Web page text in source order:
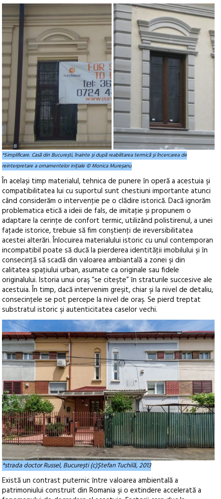
*Simplificare. Casă din București, înainte și după reabilitarea termică și încercarea de
reinterpretare a ornamentelor inițiale © Monica Mureșanu
În acelaşi timp materialul, tehnica de punere ȋn operă a acestuia şi
compatibilitatea lui cu suportul sunt chestiuni importante atunci
când considerăm o intervenţie pe o clădire istorică. Dacă ignorăm
problematica etică a ideii de fals, de imitaţie şi propunem o
adaptare la cerinţe de confort termic, utilizând polistirenul, a unei
faţade istorice, trebuie să fim conştienţi de ireversibilitatea
acestei alterări. Înlocuirea materialului istoric cu unul contemporan
incompatibil poate să ducă la pierderea identităţii imobilului şi ȋn
consecinţă să scadă din valoarea ambiantală a zonei şi din
calitatea spaţiului urban, asumate ca originale sau fidele
originalului. Istoria unui oraş “se citeşte” ȋn straturile succesive ale
acestuia. În timp, dacă intervenim greşit, chiar şi la nivel de detaliu,
consecinţele se pot percepe la nivel de oraş. Se pierd treptat
substratul istoric şi autenticitatea caselor vechi.
*strada doctor Russel, București (c)Ștefan Tuchilă, 2013
Există un contrast puternic ȋntre valoarea ambientală a
patrimoniului construit din Romania şi o extindere accelerată a